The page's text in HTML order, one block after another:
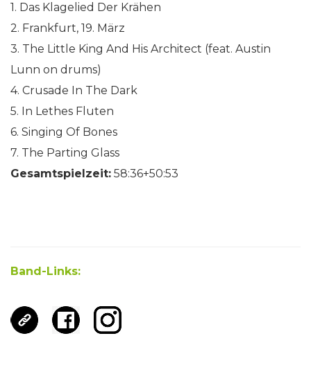
1. Das Klagelied Der Krähen
2. Frankfurt, 19. März
3. The Little King And His Architect (feat. Austin
Lunn on drums)
4. Crusade In The Dark
5. In Lethes Fluten
6. Singing Of Bones
7. The Parting Glass
Gesamtspielzeit: 58:36+50:53
Band-Links: